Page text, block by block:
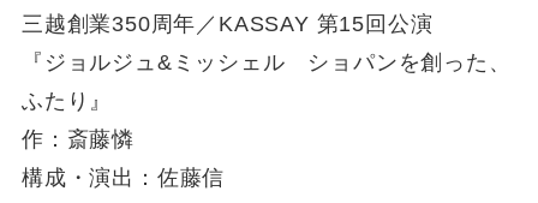
三越創業350周年／KASSAY 第15回公演
『ジョルジュ&ミッシェル ショパンを創った、
ふたり』
作：斎藤憐
構成・演出：佐藤信